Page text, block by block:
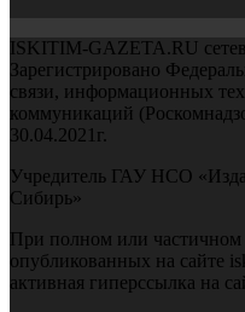
ISKITIM-GAZETA.RU
Зарегистрировано
связи, информационных
коммуникаций
30.04.2021г.
Учредитель ГАУ НСО
Сибирь»
При полном или частичном
опубликованных на сайте
активная гиперссылка на